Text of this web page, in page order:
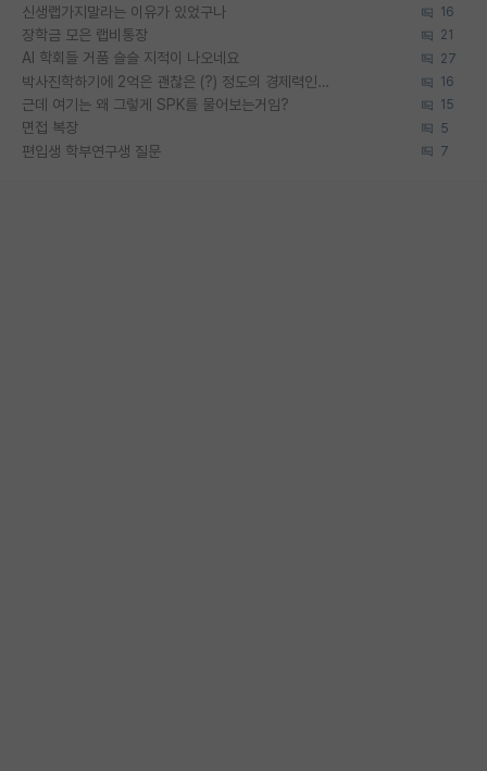
신생랩가지말라는 이유가 있었구나 16
장학금 모은 랩비통장 21
AI 학회들 거품 슬슬 지적이 나오네요 27
박사진학하기에 2억은 괜찮은 (?) 정도의 경제력인가요 16
근데 여기는 왜 그렇게 SPK를 물어보는거임? 15
면접 복장 5
편입생 학부연구생 질문 7